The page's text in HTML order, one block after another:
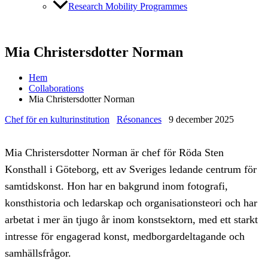
Research Mobility Programmes
Mia Christersdotter Norman
Hem
Collaborations
Mia Christersdotter Norman
Chef för en kulturinstitution
Résonances 9 december 2025
Mia Christersdotter Norman är chef för Röda Sten
Konsthall i Göteborg, ett av Sveriges ledande centrum för
samtidskonst. Hon har en bakgrund inom fotografi,
konsthistoria och ledarskap och organisationsteori och har
arbetat i mer än tjugo år inom konstsektorn, med ett starkt
intresse för engagerad konst, medborgardeltagande och
samhällsfrågor.